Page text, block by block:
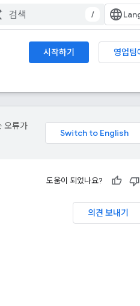
/
시작하기
영업팀
오류가
도움이 되었나요?
의견 보내기